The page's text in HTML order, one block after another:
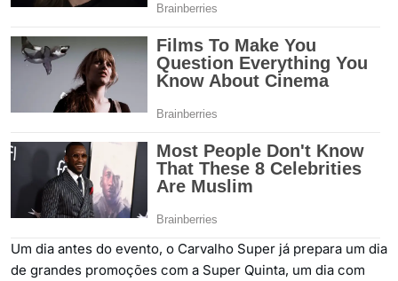
Um dia antes do evento, o Carvalho Super já prepara um dia
de grandes promoções com a Super Quinta, um dia com